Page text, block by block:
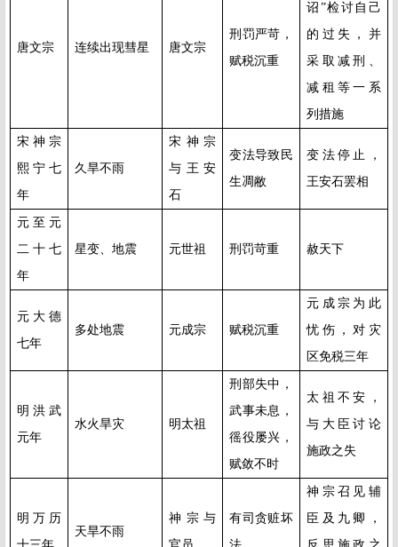
唐文宗 连续出现彗星 唐文宗
刑罚严苛，
赋税沉重
诏”检讨自己
的过失，并
采取减刑、
减租等一系
列措施
宋神宗
熙宁七
年
久旱不雨
宋神宗
与王安
石
变法导致民
生凋敝
变法停止，
王安石罢相
元至元
二十七
年
星变、地震 元世祖 刑罚苛重 赦天下
元大德
七年
多处地震 元成宗 赋税沉重
元成宗为此
忧伤，对灾
区免税三年
明洪武
元年
水火旱灾 明太祖
刑部失中，
武事未息，
徭役屡兴，
赋敛不时
太祖不安，
与大臣讨论
施政之失
明万历
天旱不雨
神宗与
有司贪赃坏
神宗召见辅
臣及九卿，